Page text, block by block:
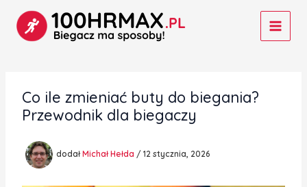
Przejdź
treści
Co ile zmieniać buty do biegania?
Przewodnik dla biegaczy
dodał Michał Hełda / 12 stycznia, 2026